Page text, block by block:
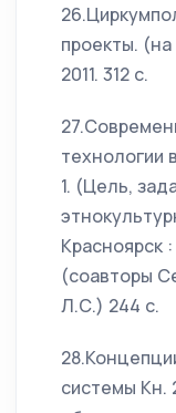
проекты. (на
2011. 312 с.
технологии
1. (Цель,
Красноярск
(соавторы
Л.С.) 244 с.
системы Кн.